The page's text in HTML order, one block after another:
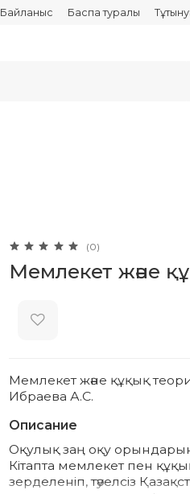
Байланыс Баспа туралы
(0)
Мемлекет және
Мемлекет және құқық
Ибраева А.С.
Описание
Оқулық заң оқу
Кітапта мемлекет пен
зерделеніп, тәуелсіз